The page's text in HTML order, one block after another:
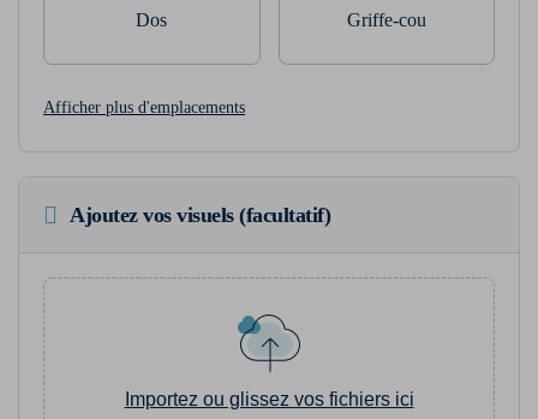
Dos Griffe-cou
Afficher plus d'emplacements
Ajoutez vos visuels (facultatif)
Importez ou glissez vos fichiers ici